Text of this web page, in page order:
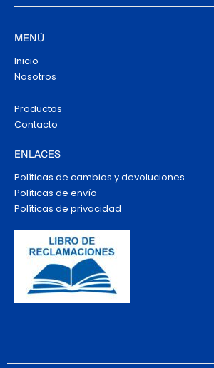
MENÚ
Inicio
Nosotros
Productos
Contacto
ENLACES
Políticas de cambios y devoluciones
Políticas de envío
Políticas de privacidad